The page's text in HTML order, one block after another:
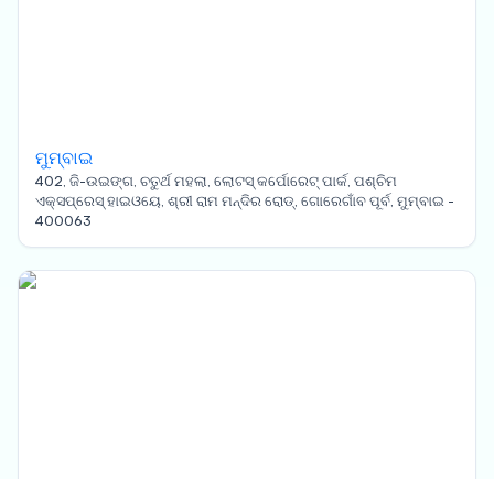
ମୁମ୍ବାଇ
402, ଜି-ଉଇଙ୍ଗ, ଚତୁର୍ଥ ମହଲା, ଲୋଟସ୍ କର୍ପୋରେଟ୍ ପାର୍କ, ପଶ୍ଚିମ
ଏକ୍ସପ୍ରେସ୍ ହାଇଓୟେ, ଶ୍ରୀ ରାମ ମନ୍ଦିର ରୋଡ୍, ଗୋରେଗାଁବ ପୂର୍ବ, ମୁମ୍ବାଇ -
400063